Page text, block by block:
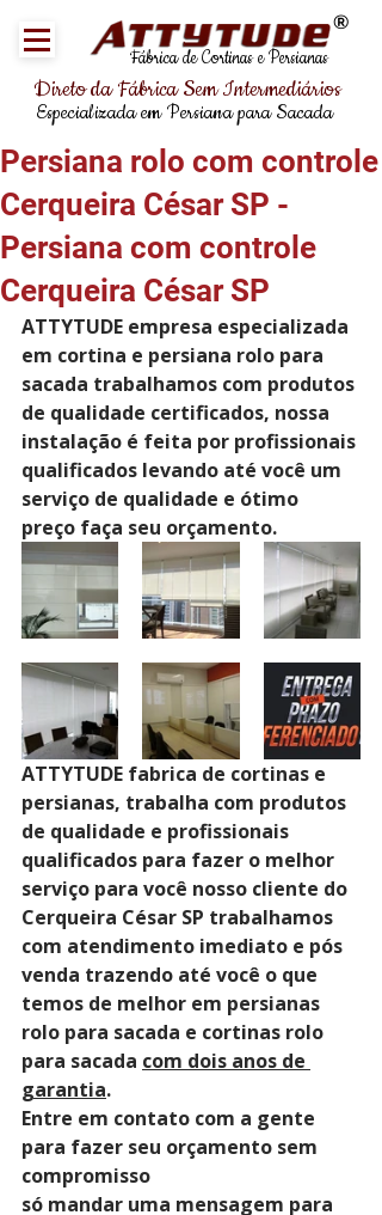
Fábrica de Cortinas e Persianas
®
Direto da Fábrica Sem Intermediários
Especializada em Persiana para Sacada
Persiana rolo com controle
Cerqueira César SP -
Persiana com controle
Cerqueira César SP
ATTYTUDE empresa especializada
em cortina e persiana rolo para
sacada trabalhamos com produtos
de qualidade certificados, nossa
instalação é feita por profissionais
qualificados levando até você um
serviço de qualidade e ótimo
preço faça seu orçamento.
ATTYTUDE fabrica de cortinas e
persianas, trabalha com produtos
de qualidade e profissionais
qualificados para fazer o melhor
serviço para você nosso cliente do
Cerqueira César SP trabalhamos
com atendimento imediato e pós
venda trazendo até você o que
temos de melhor em persianas
rolo para sacada e cortinas rolo
para sacada com dois anos de
garantia.
Entre em contato com a gente
para fazer seu orçamento sem
compromisso
só mandar uma mensagem para